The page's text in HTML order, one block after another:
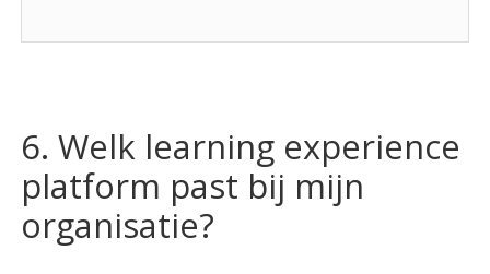
6. Welk learning experience
platform past bij mijn
organisatie?